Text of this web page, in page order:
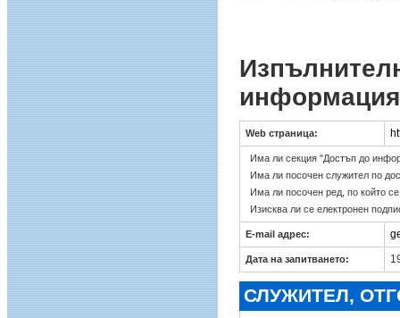
Web страница:
Има ли секция "Достъп до
Има ли посочен служител по
Има ли посочен ред, по който
Изисква ли се електронен
E-mail адрес:
Дата на запитването:
СЛУЖИТЕЛ,